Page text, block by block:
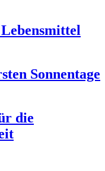
Sonnentage
die